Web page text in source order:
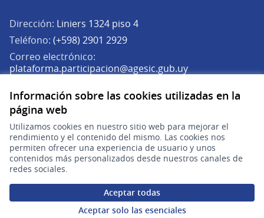
Información sobre las cookies utilizadas en la
página web
Utilizamos cookies en nuestro sitio web para mejorar el
rendimiento y el contenido del mismo. Las cookies nos
permiten ofrecer una experiencia de usuario y unos
contenidos más personalizados desde nuestros canales de
redes sociales.
Aceptar todas
Aceptar solo las esenciales
Dirección: Liniers 1324 piso 4
Teléfono: (+598) 2901 2929
Correo electrónico:
plataforma.participacion@agesic.gub.uy(Abrir en una
Lunes a viernes de 9:30 a 17:30 hs.
Plataforma de Participación Ciudadana Digital en X
(Enlace externo)
Plataforma de Participación Ciudadana Digital en Facebook
(Enlace externo)
Plataforma de Participación Ciudadana Digital en
(Enlace externo)
Participá
Inicio
Procesos
Ámbitos Participativos